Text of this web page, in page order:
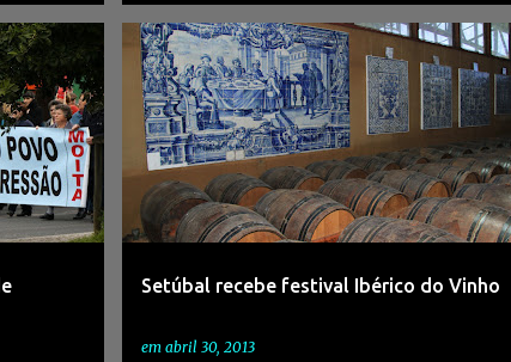
Setúbal recebe festival Ibérico do Vinho
em abril 30, 2013